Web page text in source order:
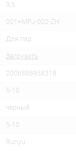
3,5
001+MPJ-002-ZH
Для пар
Загрузить
2006888958318
5-10
черный
5-10
Runyu